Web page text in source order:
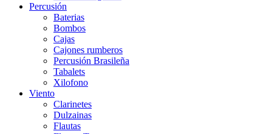
Percusión
Baterias
Bombos
Cajas
Cajones rumberos
Percusión Brasileña
Tabalets
Xilofono
Viento
Clarinetes
Dulzainas
Flautas